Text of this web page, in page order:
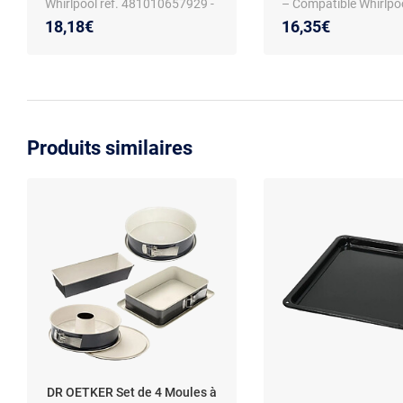
Whirlpool réf. 481010657929 -
Acier robuste - Nettoyage
facile
18,18€
– Compatible
AKT424 – Couleur
16,35€
Produits similaires
DR OETKER Set de 4 Moules à